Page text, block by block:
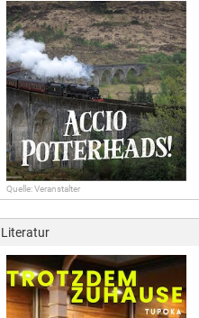
Quelle: Veranstalter
Literatur